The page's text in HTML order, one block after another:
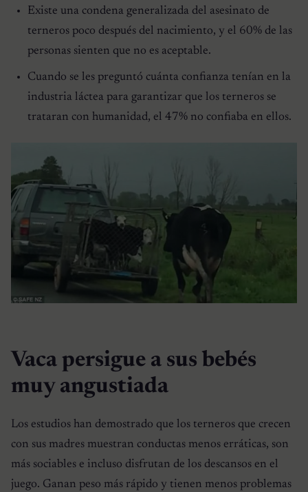
Existe una condena generalizada del asesinato de
terneros poco después del nacimiento, y el 60% de las
personas sienten que no es aceptable.
Cuando se les preguntó cuánta confianza tenían en la
industria láctea para garantizar que los terneros se
trataran con humanidad, el 47% no confiaba en ellos.
Vaca persigue a sus bebés
muy angustiada
Los estudios han demostrado que los terneros que crecen
con sus madres muestran conductas menos erráticas, son
más sociables e incluso disfrutan de los descansos en el
juego. Ganan peso más rápido y tienen menos problemas